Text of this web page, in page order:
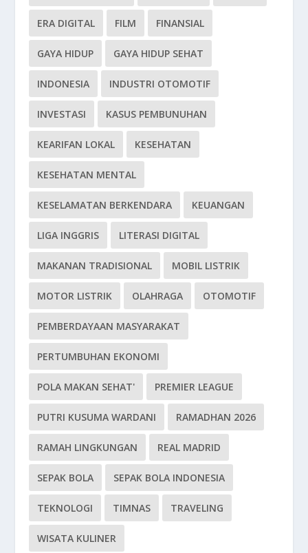
ERA DIGITAL FILM FINANSIAL
GAYA HIDUP GAYA HIDUP SEHAT
INDONESIA INDUSTRI OTOMOTIF
INVESTASI KASUS PEMBUNUHAN
KEARIFAN LOKAL KESEHATAN
KESEHATAN MENTAL
KESELAMATAN BERKENDARA KEUANGAN
LIGA INGGRIS LITERASI DIGITAL
MAKANAN TRADISIONAL MOBIL LISTRIK
MOTOR LISTRIK OLAHRAGA OTOMOTIF
PEMBERDAYAAN MASYARAKAT
PERTUMBUHAN EKONOMI
POLA MAKAN SEHAT' PREMIER LEAGUE
PUTRI KUSUMA WARDANI RAMADHAN 2026
RAMAH LINGKUNGAN REAL MADRID
SEPAK BOLA SEPAK BOLA INDONESIA
TEKNOLOGI TIMNAS TRAVELING
WISATA KULINER